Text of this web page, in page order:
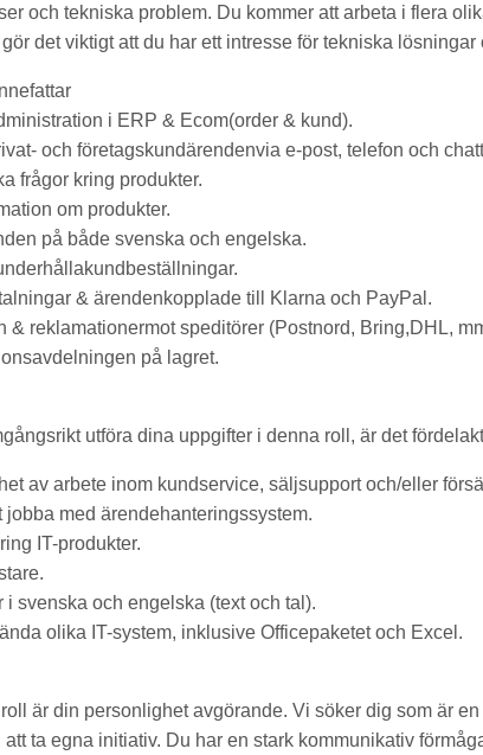
och tekniska problem. Du kommer att arbeta i flera
det viktigt att du har ett intresse för tekniska lösningar
i ERP & Ecom(order & kund).
och företagskundärendenvia e-post, telefon och
frågor kring produkter.
om produkter.
på både svenska och engelska.
& ärendenkopplade till Klarna och PayPal.
& reklamationermot speditörer (Postnord, Bring,DHL,
på lagret.
utföra dina uppgifter i denna roll, är det
av arbete inom kundservice, säljsupport och/eller
jobba med ärendehanteringssystem.
IT-produkter.
i svenska och engelska (text och tal).
olika IT-system, inklusive Officepaketet och Excel.
är din personlighet avgörande. Vi söker dig som är
ta egna initiativ. Du har en stark kommunikativ